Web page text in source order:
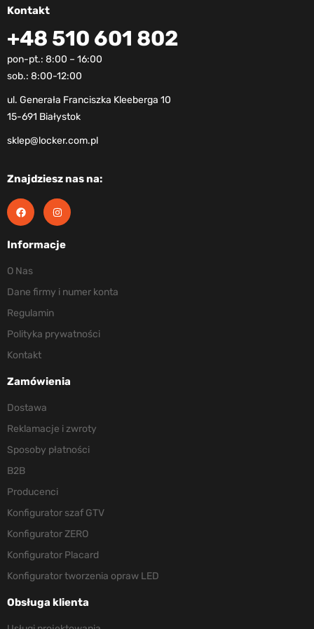
Kontakt
+48 510 601 802
pon-pt.: 8:00 – 16:00
sob.: 8:00-12:00
ul. Generała Franciszka Kleeberga 10
15-691 Białystok
sklep@locker.com.pl
Znajdziesz nas na:
Informacje
O Nas
Dane firmy i numer konta
Regulamin
Polityka prywatności
Kontakt
Zamówienia
Dostawa
Reklamacje i zwroty
Sposoby płatności
B2B
Producenci
Konfigurator szaf GTV
Konfigurator ZERO
Konfigurator Placard
Konfigurator tworzenia opraw LED
Obsługa klienta